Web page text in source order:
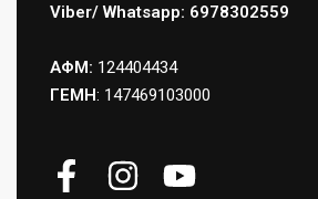
Viber/ Whatsapp: 6978302559
ΑΦΜ: 124404434
ΓΕΜΗ: 147469103000